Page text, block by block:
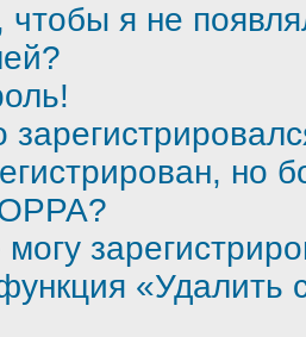
чтобы я не
но
«Удалить